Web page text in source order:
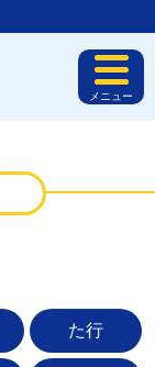
メニュー
た行